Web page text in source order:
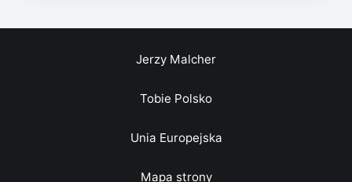
Jerzy Malcher
Tobie Polsko
Unia Europejska
Mapa strony